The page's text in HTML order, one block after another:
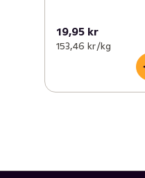
19,95 kr
153,46 kr /kg